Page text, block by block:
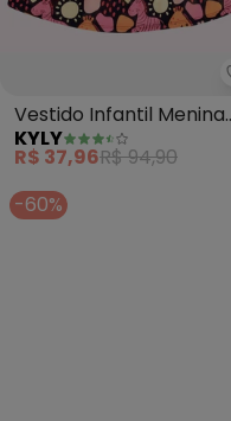
Vestido Infantil Menina
Bichinhos (Azul Marinho)
KYLY
R$ 37,96R$ 94,90
-60%